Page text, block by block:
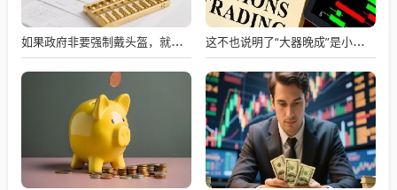
如果政府非要强制戴头盔，就得先让电动自行车有个放头盔的地方 这不也说明了“大器晚成”是小概率事件吗？